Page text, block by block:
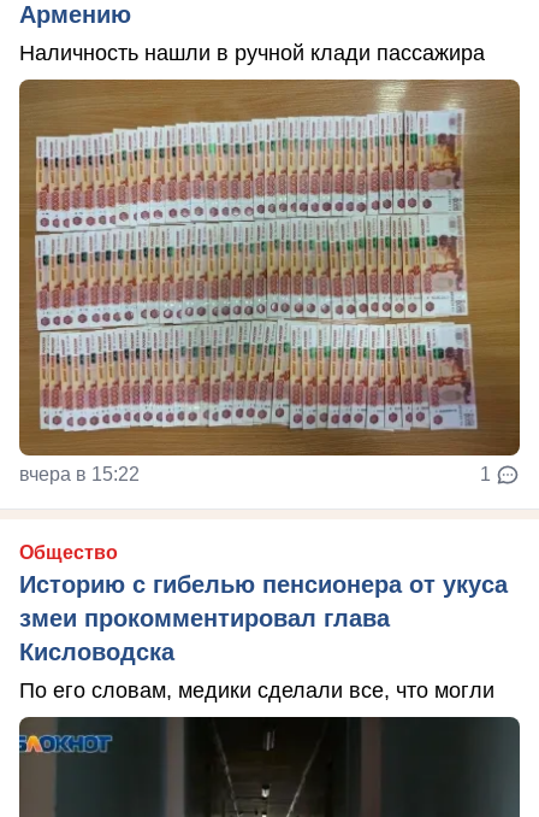
Армению
Наличность нашли в ручной клади пассажира
вчера в 15:22 1
Общество
Историю с гибелью пенсионера от укуса
змеи прокомментировал глава
Кисловодска
По его словам, медики сделали все, что могли